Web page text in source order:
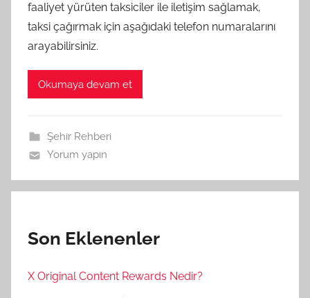
faaliyet yürüten taksiciler ile iletişim sağlamak,
taksi çağırmak için aşağıdaki telefon numaralarını
arayabilirsiniz.
Okumaya devam et
Şehir Rehberi
Yorum yapın
Son Eklenenler
X Original Content Rewards Nedir?